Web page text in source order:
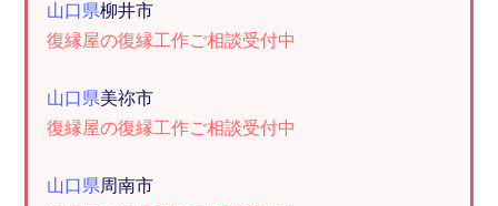
山口県柳井市
復縁屋の復縁工作ご相談受付中
山口県美祢市
復縁屋の復縁工作ご相談受付中
山口県周南市